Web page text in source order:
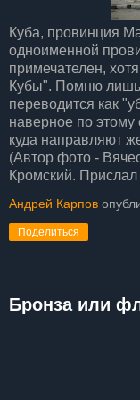
Куба, провинция
одноименной
примечателен,
Кубы". Помню лишь,
переводится как
наверное по этому
куда направляют
(Автор фото -
Кромский.
Андрей Карпов
Поделиться
Бронза или